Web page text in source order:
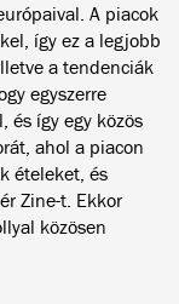
A piacok
így ez a legjobb
a tendenciák
egyszerre
és így egy közös
ahol a piacon
ételeket, és
Zine-t. Ekkor
közösen